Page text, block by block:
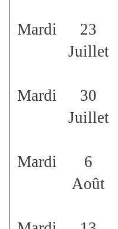
Mardi
23
Juillet
Mardi
30
Juillet
Mardi
6
Août